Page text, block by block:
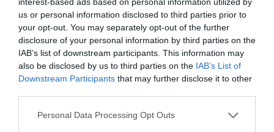
us or personal information disclosed to third parties prior to
your opt-out. You may separately opt-out of the further
disclosure of your personal information by third parties on the
IAB’s list of downstream participants. This information may
also be disclosed by us to third parties on the IAB’s List of
Downstream Participants that may further disclose it to other
Personal Data Processing Opt Outs
PARTAGER L'ARTICLE
FacebookTwitterPinterestLinkedInEmail